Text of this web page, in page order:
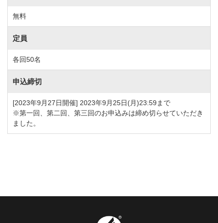
無料
定員
各回50名
申込締切
[2023年9月27日開催] 2023年9月25日(月)23:59まで
※第一回、第二回、第三回のお申込みは締め切らせていただき
ました。